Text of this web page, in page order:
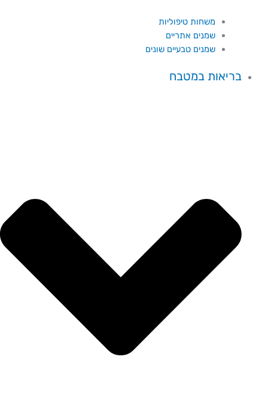
משחות טיפוליות
שמנים אתריים
שמנים טבעיים שונים
בריאות במטבח